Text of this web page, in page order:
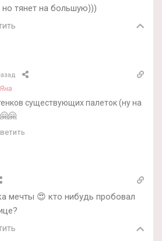
тянет на большую)))
Яна
существующих палеток (ну на
мечты 😍 кто нибудь пробовал